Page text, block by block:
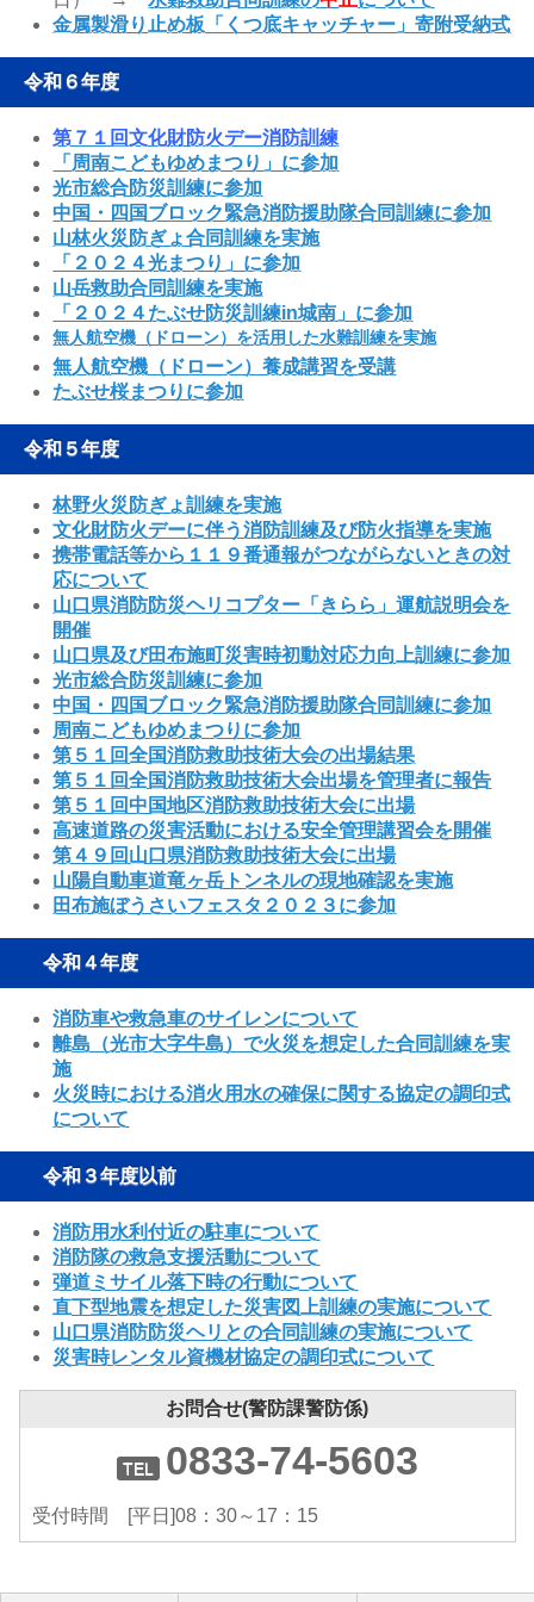
金属製滑り止め板「くつ底キャッチャー」寄附受納式
令和６年度
第７１回文化財防火デー消防訓練
「周南こどもゆめまつり」に参加
光市総合防災訓練に参加
中国・四国ブロック緊急消防援助隊合同訓練に参加
山林火災防ぎょ合同訓練を実施
「２０２４光まつり」に参加
山岳救助合同訓練を実施
「２０２４たぶせ防災訓練in城南」に参加
無人航空機（ドローン）を活用した水難訓練を実施
無人航空機（ドローン）養成講習を受講
たぶせ桜まつりに参加
令和５年度
林野火災防ぎょ訓練を実施
文化財防火デーに伴う消防訓練及び防火指導を実施
携帯電話等から１１９番通報がつながらないときの対
応について
山口県消防防災ヘリコプター「きらら」運航説明会を
開催
山口県及び田布施町災害時初動対応力向上訓練に参加
光市総合防災訓練に参加
中国・四国ブロック緊急消防援助隊合同訓練に参加
周南こどもゆめまつりに参加
第５１回全国消防救助技術大会の出場結果
第５１回全国消防救助技術大会出場を管理者に報告
第５１回中国地区消防救助技術大会に出場
高速道路の災害活動における安全管理講習会を開催
第４９回山口県消防救助技術大会に出場
山陽自動車道竜ヶ岳トンネルの現地確認を実施
田布施ぼうさいフェスタ２０２３に参加
令和４年度
消防車や救急車のサイレンについて
離島（光市大字牛島）で火災を想定した合同訓練を実
施
火災時における消火用水の確保に関する協定の調印式
について
令和３年度以前
消防用水利付近の駐車について
消防隊の救急支援活動について
弾道ミサイル落下時の行動について
直下型地震を想定した災害図上訓練の実施について
山口県消防防災ヘリとの合同訓練の実施について
災害時レンタル資機材協定の調印式について
お問合せ(警防課警防係)
0833-74-5603
受付時間 [平日]08：30～17：15